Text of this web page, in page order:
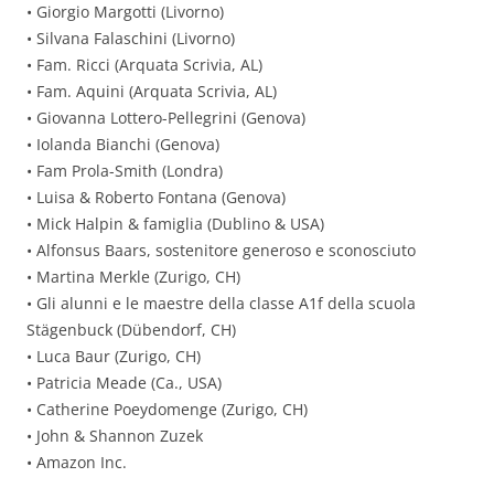
• Giorgio Margotti (Livorno)
• Silvana Falaschini (Livorno)
• Fam. Ricci (Arquata Scrivia, AL)
• Fam. Aquini (Arquata Scrivia, AL)
• Giovanna Lottero-Pellegrini (Genova)
• Iolanda Bianchi (Genova)
• Fam Prola-Smith (Londra)
• Luisa & Roberto Fontana (Genova)
• Mick Halpin & famiglia (Dublino & USA)
• Alfonsus Baars, sostenitore generoso e sconosciuto
• Martina Merkle (Zurigo, CH)
• Gli alunni e le maestre della classe A1f della scuola
Stägenbuck (Dübendorf, CH)
• Luca Baur (Zurigo, CH)
• Patricia Meade (Ca., USA)
• Catherine Poeydomenge (Zurigo, CH)
• John & Shannon Zuzek
• Amazon Inc.